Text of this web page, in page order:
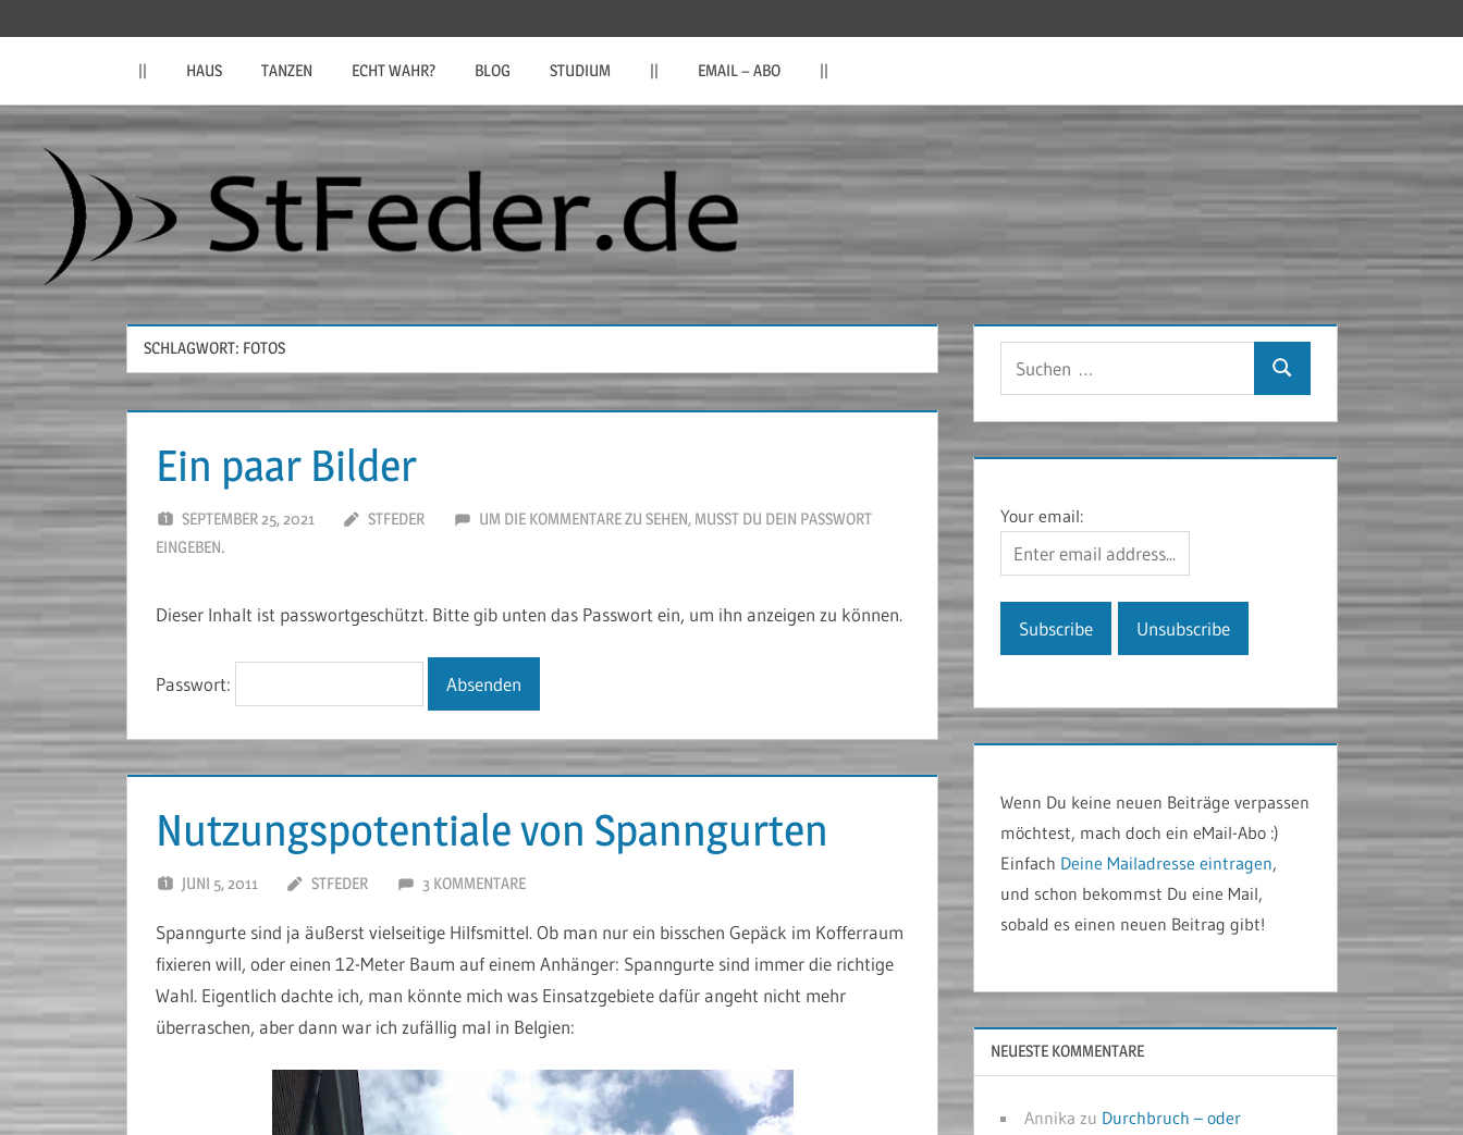
StFeder.de
|| HAUS TANZEN ECHT WAHR? BLOG STUDIUM || EMAIL – ABO ||
SCHLAGWORT: FOTOS
Ein paar Bilder
SEPTEMBER 25, 2021 STFEDER
UM DIE KOMMENTARE ZU SEHEN, MUSST DU DEIN PASSWORT
EINGEBEN.
Dieser Inhalt ist passwortgeschützt. Bitte gib unten das Passwort ein, um ihn anzeigen zu können.
Passwort:
Nutzungspotentiale von Spanngurten
JUNI 5, 2011 STFEDER 3 KOMMENTARE
Spanngurte sind ja äußerst vielseitige Hilfsmittel. Ob man nur ein bisschen Gepäck im Kofferraum
fixieren will, oder einen 12-Meter Baum auf einem Anhänger: Spanngurte sind immer die richtige
Wahl. Eigentlich dachte ich, man könnte mich was Einsatzgebiete dafür angeht nicht mehr
überraschen, aber dann war ich zufällig mal in Belgien:
Suchen
Your email:
Wenn Du keine neuen Beiträge verpassen
möchtest, mach doch ein eMail-Abo :)
Einfach Deine Mailadresse eintragen,
und schon bekommst Du eine Mail,
sobald es einen neuen Beitrag gibt!
NEUESTE KOMMENTARE
Annika zu Durchbruch – oder